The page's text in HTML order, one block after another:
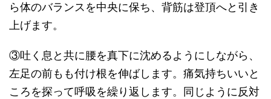
ら体のバランスを中央に保ち、背筋は登頂へと引き
上げます。
③吐く息と共に腰を真下に沈めるようにしながら、
左足の前もも付け根を伸ばします。痛気持ちいいと
ころを探って呼吸を繰り返します。同じように反対